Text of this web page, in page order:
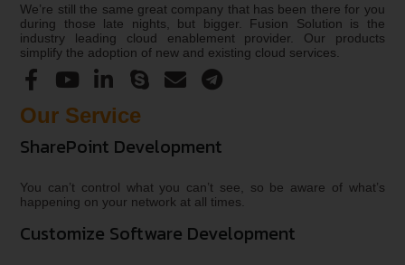
We’re still the same great company that has been there for you
during those late nights, but bigger. Fusion Solution is the
industry leading cloud enablement provider. Our products
simplify the adoption of new and existing cloud services.
Our Service
SharePoint Development
You can’t control what you can’t see, so be aware of what’s
happening on your network at all times.
Customize Software Development